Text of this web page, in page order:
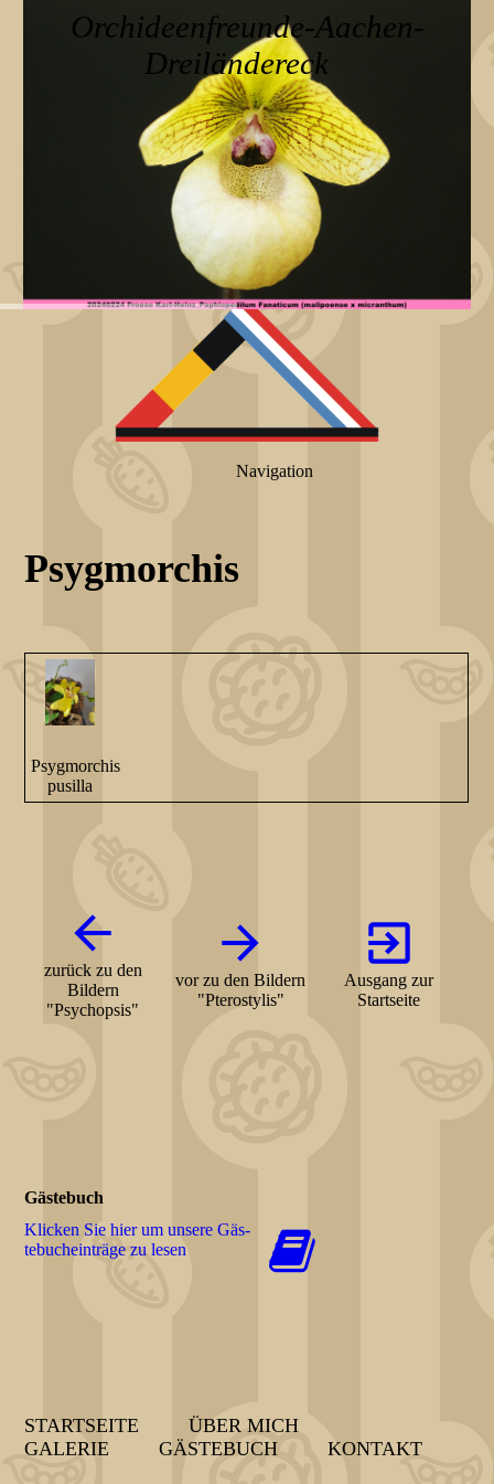
Orchideenfreunde-Aachen-
Dreiländereck
Navigation
Psygmorchis
Psygmorchis
pusilla
zurück zu den
Bildern
"Psychopsis"
vor zu den Bildern
"Pterostylis"
Ausgang zur
Startseite
Gästebuch
Klicken Sie hier um unsere Gäs­
te­buch­ein­trä­ge zu lesen
STARTSEITE ÜBER MICH
GALERIEGÄSTEBUCH KONTAKT